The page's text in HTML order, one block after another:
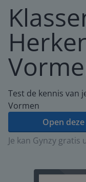
Test de kennis van
Vormen
Open deze
Je kan Gynzy